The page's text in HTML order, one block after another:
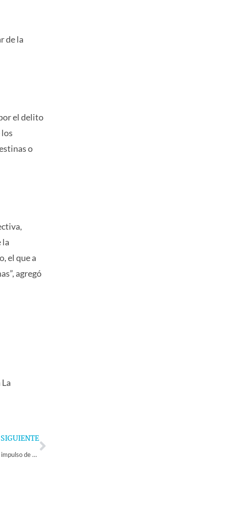
de la
el delito
o
la
el que a
agregó
SIGUIENTE
Gobernador se reúne con dirigentas de Las Compañías y respalda impulso de grandes proyectos
Next